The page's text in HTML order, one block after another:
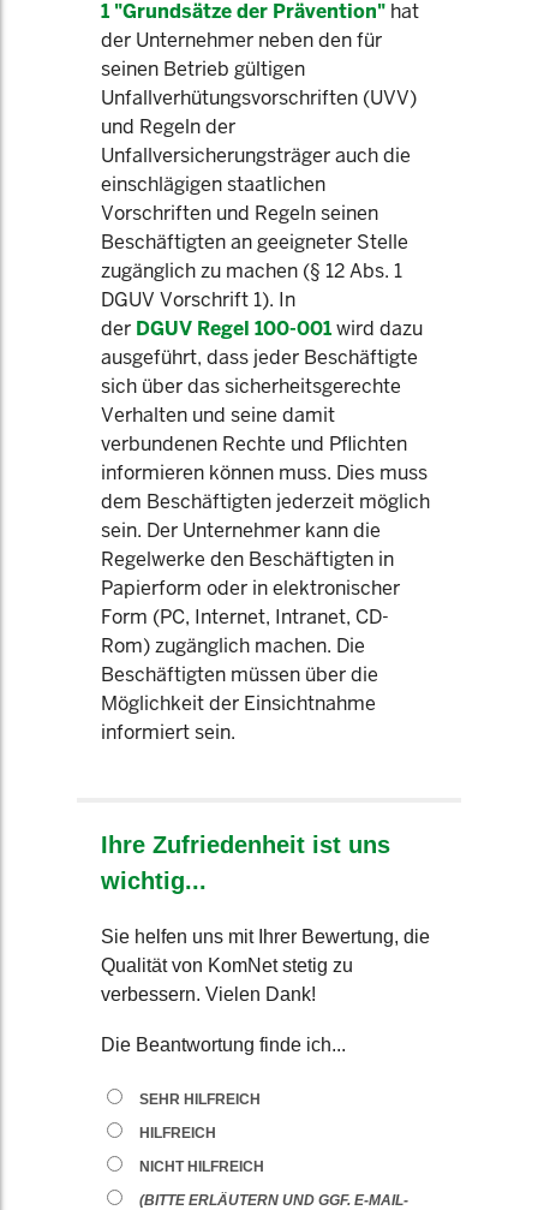
1 "Grundsätze der Prävention" hat
der Unternehmer neben den für
seinen Betrieb gültigen
Unfallverhütungsvorschriften (UVV)
und Regeln der
Unfallversicherungsträger auch die
einschlägigen staatlichen
Vorschriften und Regeln seinen
Beschäftigten an geeigneter Stelle
zugänglich zu machen (§ 12 Abs. 1
DGUV Vorschrift 1). In
der DGUV Regel 100-001wird dazu
ausgeführt, dass jeder Beschäftigte
sich über das sicherheitsgerechte
Verhalten und seine damit
verbundenen Rechte und Pflichten
informieren können muss. Dies muss
dem Beschäftigten jederzeit möglich
sein. Der Unternehmer kann die
Regelwerke den Beschäftigten in
Papierform oder in elektronischer
Form (PC, Internet, Intranet, CD-
Rom) zugänglich machen. Die
Beschäftigten müssen über die
Möglichkeit der Einsichtnahme
informiert sein.